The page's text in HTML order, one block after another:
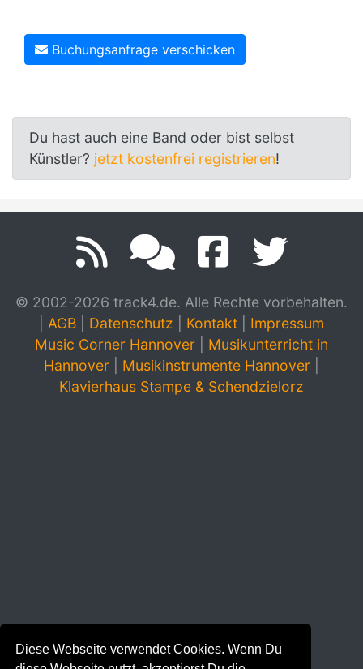
Diese Webseite verwendet Cookies. Wenn Du
Buchungsanfrage verschicken
Du hast auch eine Band oder bist selbst
Künstler? jetzt kostenfrei registrieren!
© 2002-2026 track4.de. Alle Rechte vorbehalten.
AGB Datenschutz Kontakt
Impressum
Music Corner Hannover
Musikunterricht in
Hannover
Musikinstrumente Hannover
Klavierhaus Stampe & Schendzielorz